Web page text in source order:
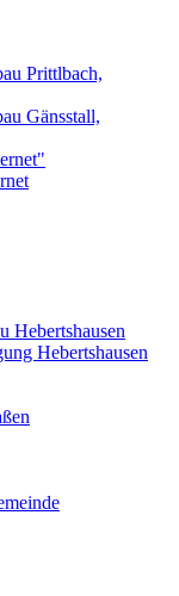
Prittlbach,
Gänsstall,
Hebertshausen
Hebertshausen